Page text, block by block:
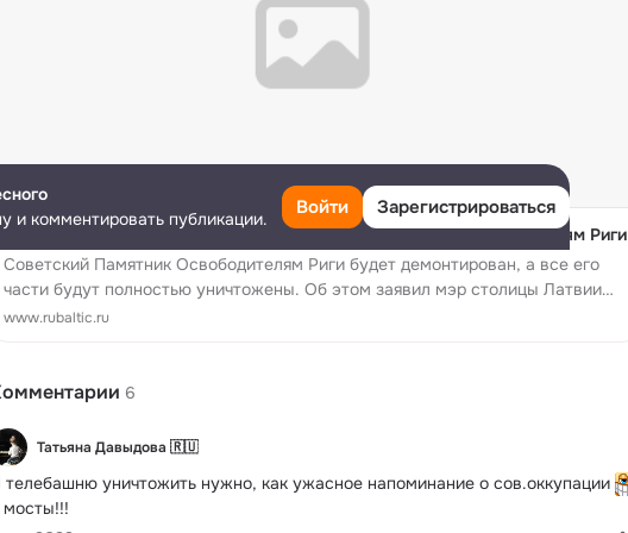
В Латвии пообещали полностью уничтожить Памятник Освободителям Риги
Советский Памятник Освободителям Риги будет демонтирован, а все его
части будут полностью уничтожены. Об этом заявил мэр столицы Латвии
Мартиньш Стакис.
www.rubaltic.ru
6
Татьяна Давыдова 🇷🇺
телебашню уничтожить нужно, как ужасное напоминание о сов.оккупации
мосты!!!
и комментировать публикации.
Войти Зарегистрироваться